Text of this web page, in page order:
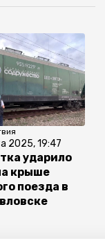
2025, 19:47
ударило
крыше
поезда в